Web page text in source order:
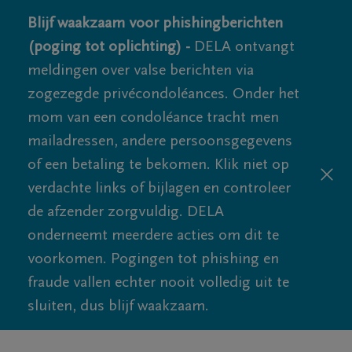
Blijf waakzaam voor phishingberichten
(poging tot oplichting) - DELA ontvangt
meldingen over valse berichten via
zogezegde privécondoléances. Onder het
mom van een condoléance tracht men
mailadressen, andere persoonsgegevens
of een betaling te bekomen. Klik niet op
verdachte links of bijlagen en controleer
de afzender zorgvuldig. DELA
onderneemt meerdere acties om dit te
voorkomen. Pogingen tot phishing en
fraude vallen echter nooit volledig uit te
sluiten, dus blijf waakzaam.